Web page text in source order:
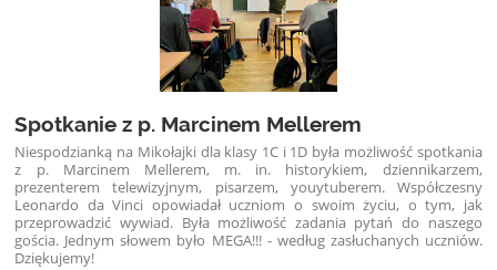
Spotkanie z p. Marcinem Mellerem
Niespodzianką na Mikołajki dla klasy 1C i 1D była możliwość spotkania
z p. Marcinem Mellerem, m. in. historykiem, dziennikarzem,
prezenterem telewizyjnym, pisarzem, youytuberem. Współczesny
Leonardo da Vinci opowiadał uczniom o swoim życiu, o tym, jak
przeprowadzić wywiad. Była możliwość zadania pytań do naszego
gościa. Jednym słowem było MEGA!!! - według zasłuchanych uczniów.
Dziękujemy!